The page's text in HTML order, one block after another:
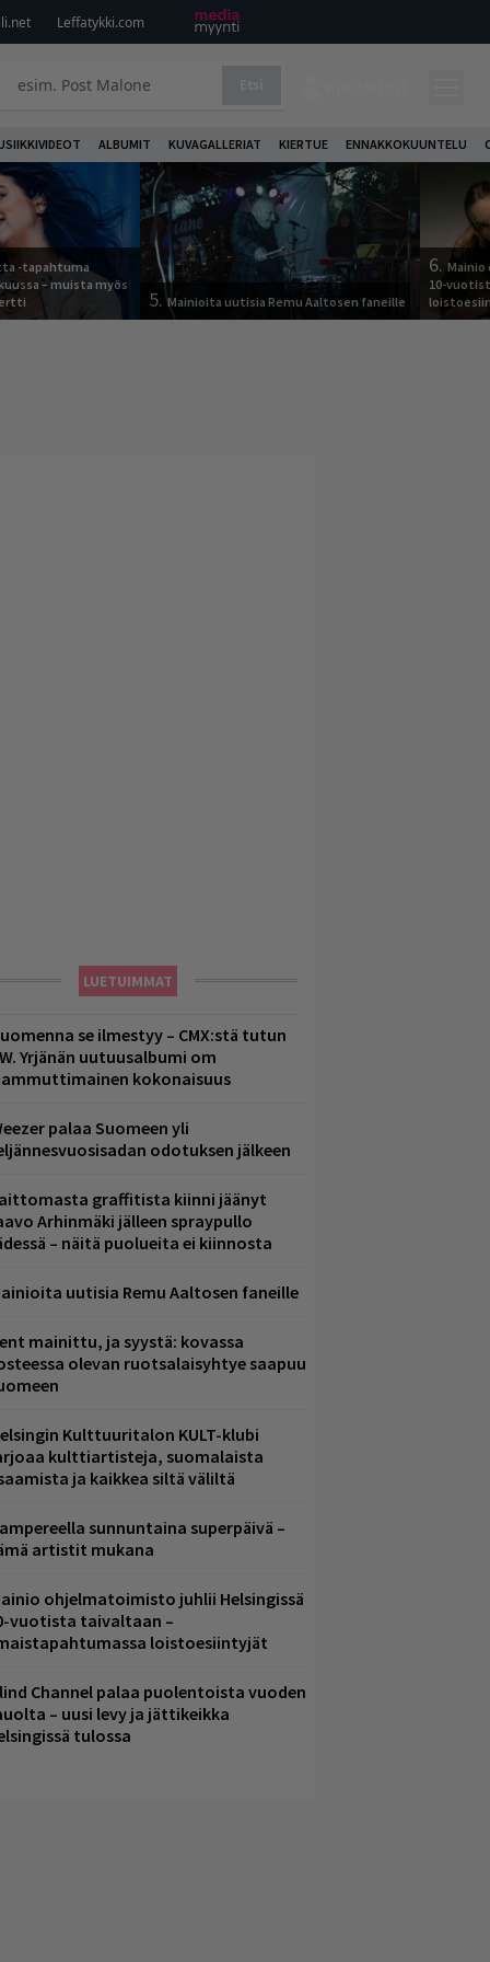
Leffatykki.com
ALBUMIT KUVAGALLERIAT KIERTUE ENNAKKOKUUNTELU
-tapahtuma
– muista myös
5.Mainioita uutisia Remu Aaltosen faneille
6.
10-
LUETUIMMAT
se ilmestyy – CMX:stä tutun
Yrjänän uutuusalbumi om
kokonaisuus
palaa Suomeen yli
odotuksen jälkeen
graffitista kiinni jäänyt
Arhinmäki jälleen spraypullo
– näitä puolueita ei kiinnosta
uutisia Remu Aaltosen faneille
mainittu, ja syystä: kovassa
olevan ruotsalaisyhtye saapuu
Kulttuuritalon KULT-klubi
kulttiartisteja, suomalaista
ja kaikkea siltä väliltä
sunnuntaina superpäivä –
artistit mukana
ohjelmatoimisto juhlii Helsingissä
vuotista taivaltaan –
loistoesiintyjät
Channel palaa puolentoista vuoden
– uusi levy ja jättikeikka
tulossa